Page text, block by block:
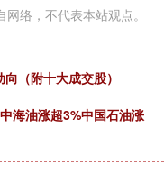
络，不代表本站观点。
（附十大成交股）
海油涨超3%中国石油涨